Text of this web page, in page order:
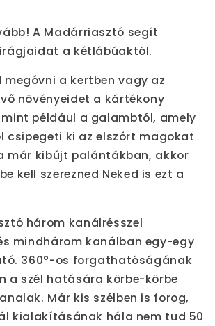
A Madárriasztó segít
a kétlábúaktól.
megóvni a kertben vagy az
növényeidet a kártékony
például a galambtól, amely
csipegeti ki az elszórt magokat
már kibújt palántákban, akkor
kell szerezned Neked is ezt a
három kanálrésszel
mindhárom kanálban egy-egy
360°-os forgathatóságának
a szél hatására körbe-körbe
Már kis szélben is forog,
kialakításának hála nem tud 50